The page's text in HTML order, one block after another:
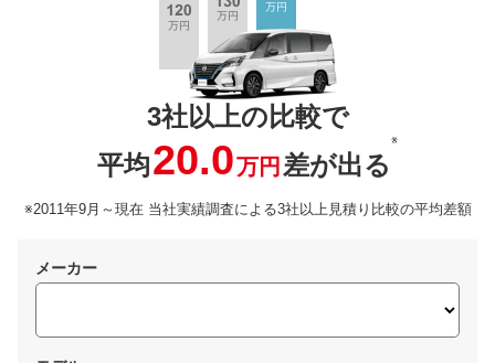
3社以上の比較で
平均20.0万円 差が出る
※
※2011年9月～現在 当社実績調査による3社以上見積り比較の平均差額
メーカー